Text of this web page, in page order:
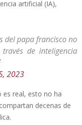
artificial (IA),
del papa francisco no
de inteligencia
2023
es real, esto no ha
decenas de